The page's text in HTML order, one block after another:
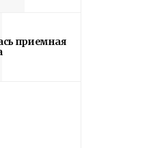
приемная